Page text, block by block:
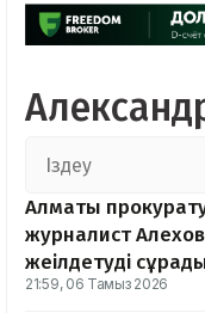
Алматы
журналист
жеңілдетуді
21:59, 06 Тамыз 2026